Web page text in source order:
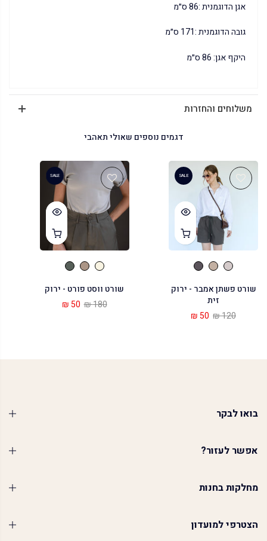
אגן הדוגמנית :86 ס״מ
גובה הדוגמנית :171 ס״מ
היקף אגן: 86 ס״מ
משלוחים והחזרות
דגמים נוספים שאולי תאהבי
SALE
שורט פשתן אמבר - ירוק
זית
120 ₪
50 ₪
SALE
שורט ווסט פורט - ירוק
180 ₪
50 ₪
בואו לבקר
אפשר לעזור?
מחלקות בחנות
הצטרפי למועדון